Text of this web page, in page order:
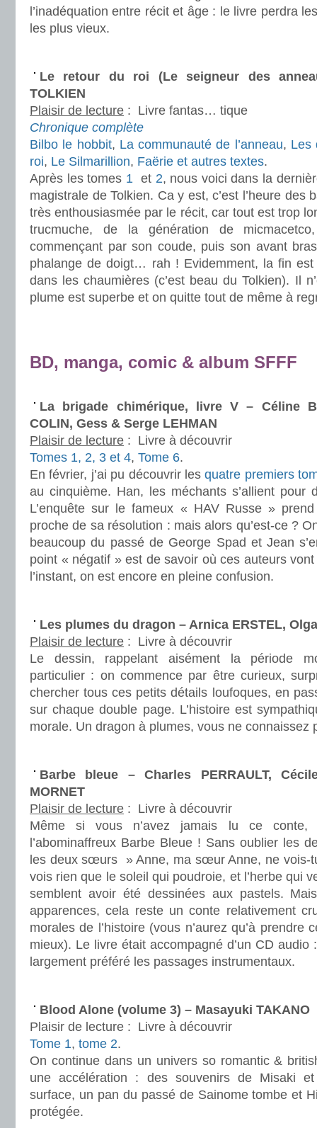
l’inadéquation entre récit et âge : le livre perdra
les plus vieux.
Le retour du roi (Le seigneur des
TOLKIEN
Plaisir de lecture : Livre fantas… tique
Chronique complète
Bilbo le hobbit, La communauté de l’anneau, Les
roi, Le Silmarillion, Faërie et autres textes.
Après les tomes 1et 2, nous voici dans la
magistrale de Tolkien. Ca y est, c’est l’heure des
très enthousiasmée par le récit, car tout est trop
trucmuche, de la génération de
commençant par son coude, puis son avant
phalange de doigt… rah ! Evidemment, la fin
dans les chaumières (c’est beau du Tolkien). Il
plume est superbe et on quitte tout de même à
BD, manga, comic & album SFFF
La brigade chimérique, livre V – Céline
COLIN, Gess & Serge LEHMAN
Plaisir de lecture : Livre à découvrir
Tomes 1, 2, 3 et 4, Tome 6.
En février, j’ai pu découvrir lesquatre premiers
au cinquième. Han, les méchants s’allient pour
L’enquête sur le fameux « HAV Russe »
proche de sa résolution : mais alors qu’est-ce ?
beaucoup du passé de George Spad et Jean
point « négatif » est de savoir où ces auteurs
l’instant, on est encore en pleine confusion.
Les plumes du dragon – Arnica ERSTEL,
Plaisir de lecture : Livre à découvrir
Le dessin, rappelant aisément la période
particulier : on commence par être curieux,
chercher tous ces petits détails loufoques, en
sur chaque double page. L’histoire est
morale. Un dragon à plumes, vous ne connaissez
Barbe bleue – Charles PERRAULT,
MORNET
Plaisir de lecture : Livre à découvrir
Même si vous n’avez jamais lu ce conte,
l’abominaffreux Barbe Bleue ! Sans oublier les
les deux sœurs » Anne, ma sœur Anne, ne vois-
vois rien que le soleil qui poudroie, et l’herbe qui
semblent avoir été dessinées aux pastels.
apparences, cela reste un conte relativement
morales de l’histoire (vous n’aurez qu’à prendre
mieux). Le livre était accompagné d’un CD audio
largement préféré les passages instrumentaux.
Blood Alone (volume 3) – Masayuki TAKANO
Plaisir de lecture : Livre à découvrir
Tome 1, tome 2.
On continue dans un univers so romantic &
une accélération : des souvenirs de Misaki
surface, un pan du passé de Sainome tombe et
protégée.